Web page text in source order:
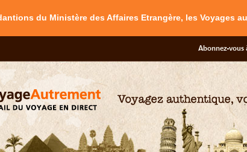
du Ministère des Affaires Etrangère, les Voyages
Abonnez-